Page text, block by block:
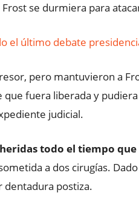
se durmiera para
el último debate
pero mantuvieron a
fuera liberada y
judicial.
todo el tiempo que
a dos cirugías.
dentadura postiza.